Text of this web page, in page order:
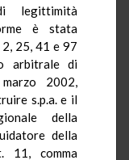
legittimità
è stata
25, 41 e 97
arbitrale di
2002,
s.p.a. e il
della
della
11, comma